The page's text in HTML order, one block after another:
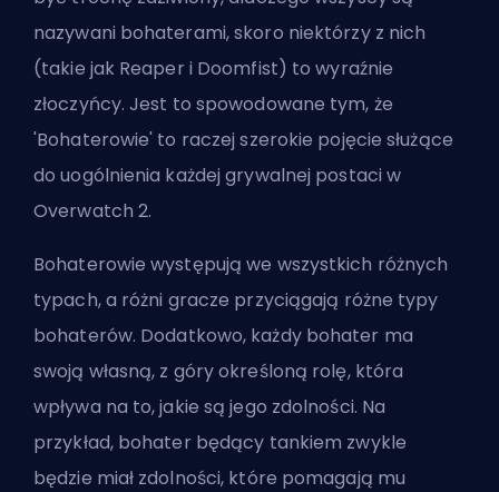
nazywani bohaterami, skoro niektórzy z nich
(takie jak Reaper i Doomfist) to wyraźnie
złoczyńcy. Jest to spowodowane tym, że
'Bohaterowie' to raczej szerokie pojęcie służące
do uogólnienia każdej grywalnej postaci w
Overwatch 2.
Bohaterowie występują we wszystkich różnych
typach, a różni gracze przyciągają różne typy
bohaterów. Dodatkowo, każdy bohater ma
swoją własną, z góry określoną rolę, która
wpływa na to, jakie są jego zdolności. Na
przykład, bohater będący tankiem zwykle
będzie miał zdolności, które pomagają mu